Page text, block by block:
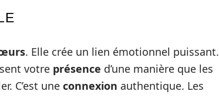
. Elle crée un lien émotionnel puissant.
votre présence d’une manière que les
C’est une connexion authentique. Les